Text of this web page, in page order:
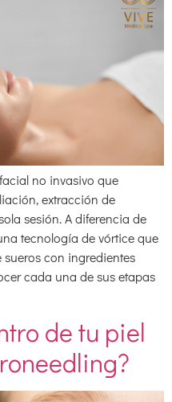
no invasivo que
extracción de
sesión. A diferencia de
tecnología de vórtice que
con ingredientes
cada una de sus etapas
de tu piel